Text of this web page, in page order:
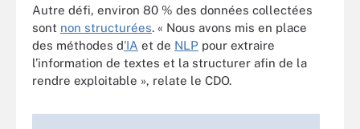
Autre défi, environ 80 % des données collectées
sont non structurées. « Nous avons mis en place
des méthodes d’IA et de NLP pour extraire
l’information de textes et la structurer afin de la
rendre exploitable », relate le CDO.